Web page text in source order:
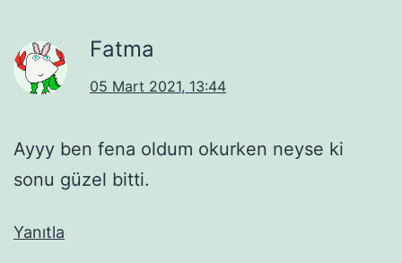
Fatma
05 Mart 2021, 13:44
Ayyy ben fena oldum okurken neyse ki
sonu güzel bitti.
Yanıtla